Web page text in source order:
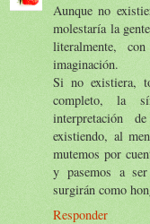
Aunque no
molestaría la
literalmente,
imaginación.
Si no existiera,
completo, la
interpretación
existiendo, al
mutemos por
y pasemos a
surgirán como
Responder